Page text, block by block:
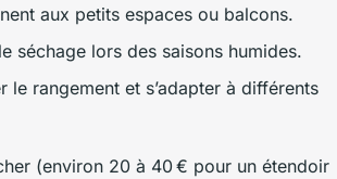
aux petits espaces ou balcons.
séchage lors des saisons humides.
rangement et s’adapter à différents
(environ 20 à 40 € pour un étendoir